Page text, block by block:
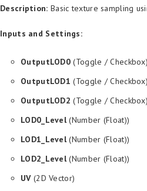
Description: Basic texture sampling
Inputs and Settings:
OutputLOD0 (Toggle / Checkbox)
OutputLOD1 (Toggle / Checkbox)
OutputLOD2 (Toggle / Checkbox)
LOD0_Level(Number (Float))
LOD1_Level(Number (Float))
LOD2_Level(Number (Float))
UV(2D Vector)